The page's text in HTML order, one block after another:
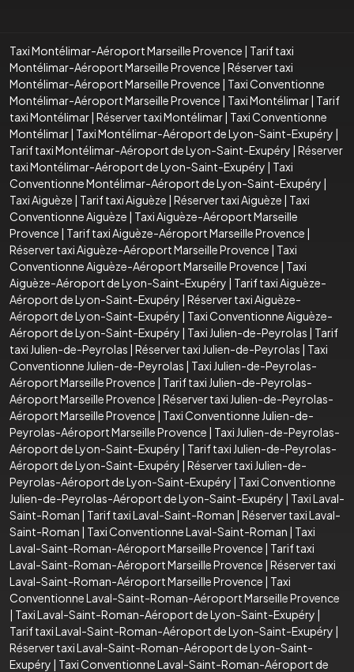
Taxi Montélimar-Aéroport Marseille Provence | Tarif taxi
Montélimar-Aéroport Marseille Provence | Réserver taxi
Montélimar-Aéroport Marseille Provence | Taxi Conventionne
Montélimar-Aéroport Marseille Provence | Taxi Montélimar| Tarif
taxi Montélimar| Réserver taxi Montélimar| Taxi Conventionne
Montélimar| Taxi Montélimar-Aéroport de Lyon-Saint-Exupéry |
Tarif taxi Montélimar-Aéroport de Lyon-Saint-Exupéry | Réserver
taxi Montélimar-Aéroport de Lyon-Saint-Exupéry | Taxi
Conventionne Montélimar-Aéroport de Lyon-Saint-Exupéry |
Taxi Aiguèze | Tarif taxi Aiguèze | Réserver taxi Aiguèze | Taxi
Conventionne Aiguèze | Taxi Aiguèze-Aéroport Marseille
Provence | Tarif taxi Aiguèze-Aéroport Marseille Provence |
Réserver taxi Aiguèze-Aéroport Marseille Provence | Taxi
Conventionne Aiguèze-Aéroport Marseille Provence | Taxi
Aiguèze-Aéroport de Lyon-Saint-Exupéry | Tarif taxi Aiguèze-
Aéroport de Lyon-Saint-Exupéry | Réserver taxi Aiguèze-
Aéroport de Lyon-Saint-Exupéry | Taxi Conventionne Aiguèze-
Aéroport de Lyon-Saint-Exupéry | Taxi Julien-de-Peyrolas | Tarif
taxi Julien-de-Peyrolas | Réserver taxi Julien-de-Peyrolas | Taxi
Conventionne Julien-de-Peyrolas | Taxi Julien-de-Peyrolas-
Aéroport Marseille Provence | Tarif taxi Julien-de-Peyrolas-
Aéroport Marseille Provence | Réserver taxi Julien-de-Peyrolas-
Aéroport Marseille Provence | Taxi Conventionne Julien-de-
Peyrolas-Aéroport Marseille Provence | Taxi Julien-de-Peyrolas-
Aéroport de Lyon-Saint-Exupéry | Tarif taxi Julien-de-Peyrolas-
Aéroport de Lyon-Saint-Exupéry | Réserver taxi Julien-de-
Peyrolas-Aéroport de Lyon-Saint-Exupéry | Taxi Conventionne
Julien-de-Peyrolas-Aéroport de Lyon-Saint-Exupéry | Taxi Laval-
Saint-Roman | Tarif taxi Laval-Saint-Roman | Réserver taxi Laval-
Saint-Roman | Taxi Conventionne Laval-Saint-Roman | Taxi
Laval-Saint-Roman-Aéroport Marseille Provence | Tarif taxi
Laval-Saint-Roman-Aéroport Marseille Provence | Réserver taxi
Laval-Saint-Roman-Aéroport Marseille Provence | Taxi
Conventionne Laval-Saint-Roman-Aéroport Marseille Provence
| Taxi Laval-Saint-Roman-Aéroport de Lyon-Saint-Exupéry |
Tarif taxi Laval-Saint-Roman-Aéroport de Lyon-Saint-Exupéry |
Réserver taxi Laval-Saint-Roman-Aéroport de Lyon-Saint-
Exupéry | Taxi Conventionne Laval-Saint-Roman-Aéroport de